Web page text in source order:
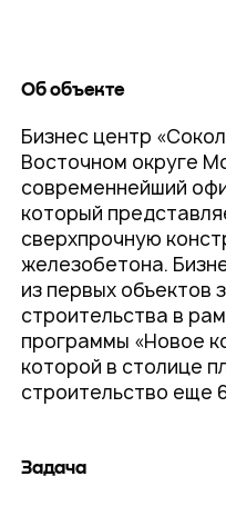
Об объекте
Бизнес центр
Восточном округе
современнейший
который
сверхпрочную
железобетона.
из первых объектов
строительства в
программы «Новое
которой в столице
строительство еще
Задача